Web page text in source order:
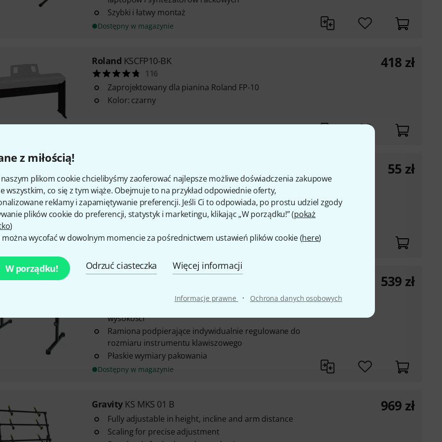
z miłością!
naszym plikom cookie chcielibyśmy zaoferować najlepsze możliwe doświadczenia zakupowe
wszystkim, co się z tym wiąże. Obejmuje to na przykład odpowiednie oferty,
reklamy i zapamiętywanie preferencji. Jeśli Ci to odpowiada, po prostu udziel zgody
plików cookie do preferencji, statystyk i marketingu, klikając „W porządku!” (pokaż
)
można wycofać w dowolnym momencie za pośrednictwem ustawień plików cookie (here)
W porządku! Odrzuć ciasteczka Więcej informacji
Informacje prawne · Ochrona danych osobowych
Szybki i łatwy montaż
Dostępny w magazynie
Roland KSCFP10-BK
116
Zaprojektowany dla pianina Roland FP-10
Kolor: czarny
418 zł
385
With quick release lock
Height adjustable from 62 cm (width 96 cm) to 96 cm
(width 29 cm)
Dostępny w magazynie
55 zł
wysokości
Ramiona podpierające indywidualnie regulowane do
rozmiaru instrumentu klawiszowego
Płaskie wymiary pakowania
Dostępny w magazynie
539 zł
Gravity KS MKS 01 B
Fully adjustable in height, incline and arm distance
Scaling for precise adjustment
969 zł